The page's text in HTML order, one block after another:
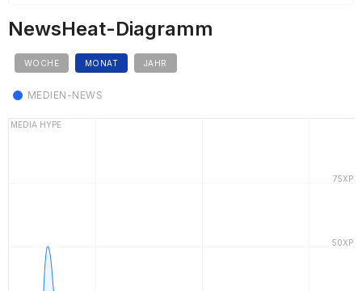
NewsHeat-Diagramm
WOCHE MONAT JAHR
MEDIEN-NEWS